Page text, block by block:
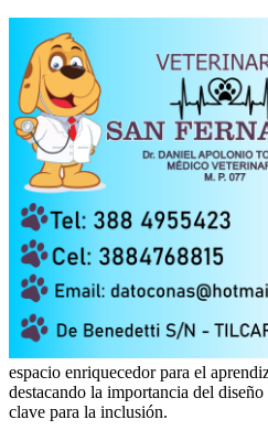
espacio enriquecedor para el
destacando la importancia del
clave para la inclusión.